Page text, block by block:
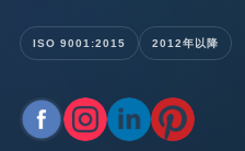
ISO 9001:2015 2012年以降